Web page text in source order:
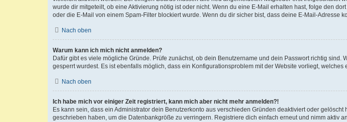
wurde dir mitgeteilt, ob eine Aktivierung nötig ist oder nicht. Wenn du eine E-Mail erhalten hast, folge den
oder die E-Mail von einem Spam-Filter blockiert wurde. Wenn du dir sicher bist, dass deine E-Mail-Adresse
Nach oben
Warum kann ich mich nicht anmelden?
Dafür gibt es viele mögliche Gründe. Prüfe zunächst, ob dein Benutzername und dein Passwort richtig
gesperrt wurdest. Es ist ebenfalls möglich, dass ein Konfigurationsproblem mit der Website vorliegt, welches
Nach oben
Ich habe mich vor einiger Zeit registriert, kann mich aber nicht mehr anmelden?!
Es kann sein, dass ein Administrator dein Benutzerkonto aus verschieden Gründen deaktiviert oder
geschrieben haben, um die Datenbankgröße zu verringern. Registriere dich einfach erneut und nimm aktiv